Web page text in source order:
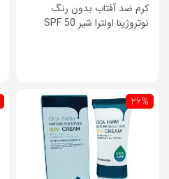
کرم ضد آفتاب بدون رنگ
نوتروژینا اولترا شیر SPF 50
26%